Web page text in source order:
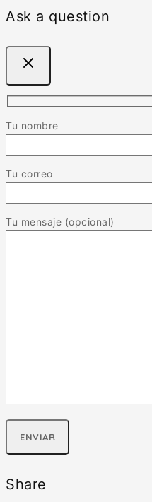
Ask a question
Tu nombre
Tu correo
Tu mensaje (opcional)
Share